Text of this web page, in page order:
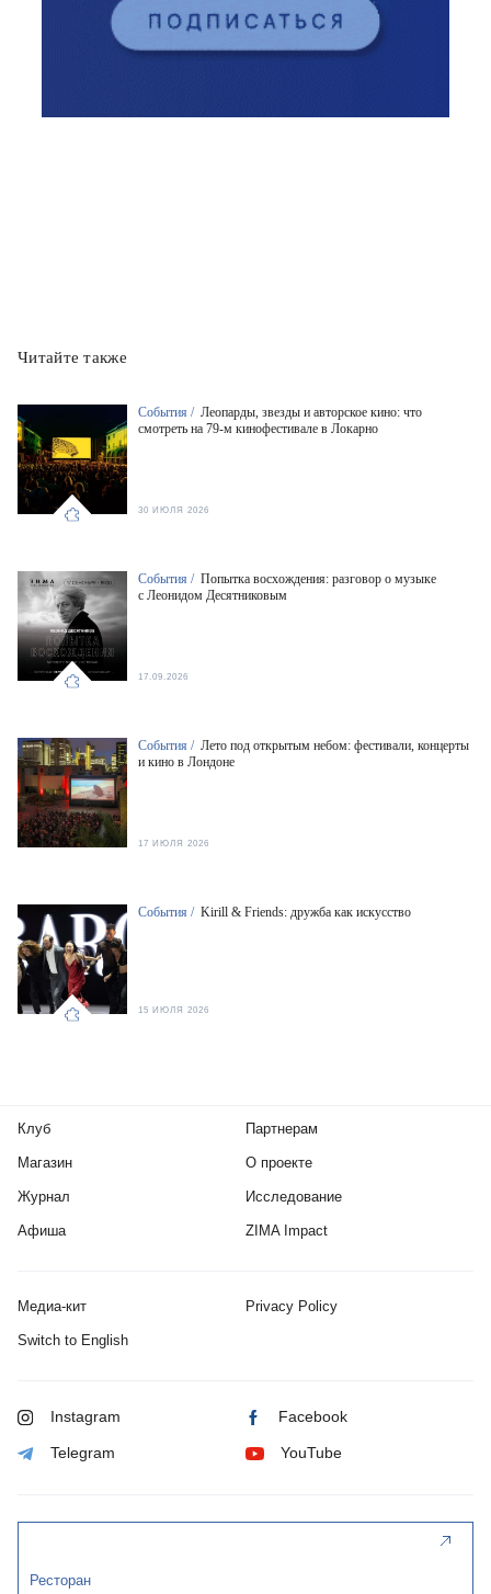
Читайте также
События / Леопарды, звезды и авторское кино: что
смотреть на 79-м кинофестивале в Локарно
30 ИЮЛЯ 2026
События / Попытка восхождения: разговор о музыке
с Леонидом Десятниковым
17.09.2026
События / Лето под открытым небом: фестивали, концерты
и кино в Лондоне
17 ИЮЛЯ 2026
События / Kirill & Friends: дружба как искусство
15 ИЮЛЯ 2026
Клуб
Магазин
Журнал
Афиша
Партнерам
О проекте
Исследование
ZIMA Impact
Медиа-кит Privacy Policy
Switch to English
Instagram Facebook
Telegram YouTube
Ресторан